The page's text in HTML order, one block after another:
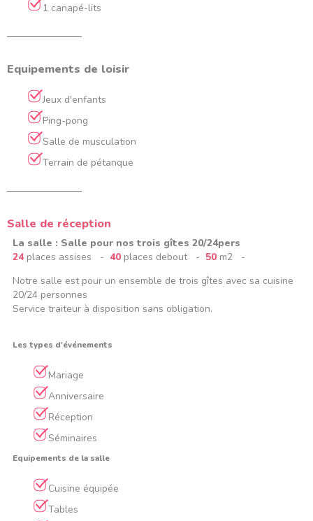
1 canapé-lits
Equipements de loisir
Jeux d'enfants
Ping-pong
Salle de musculation
Terrain de pétanque
Salle de réception
La salle : Salle pour nos trois gîtes 20/24pers
24places assises - 40 places debout - 50 m2 -
Notre salle est pour un ensemble de trois gîtes avec sa cuisine
20/24 personnes
Service traiteur à disposition sans obligation.
Les types d'événements
Mariage
Anniversaire
Réception
Séminaires
Equipements de la salle
Cuisine équipée
Tables